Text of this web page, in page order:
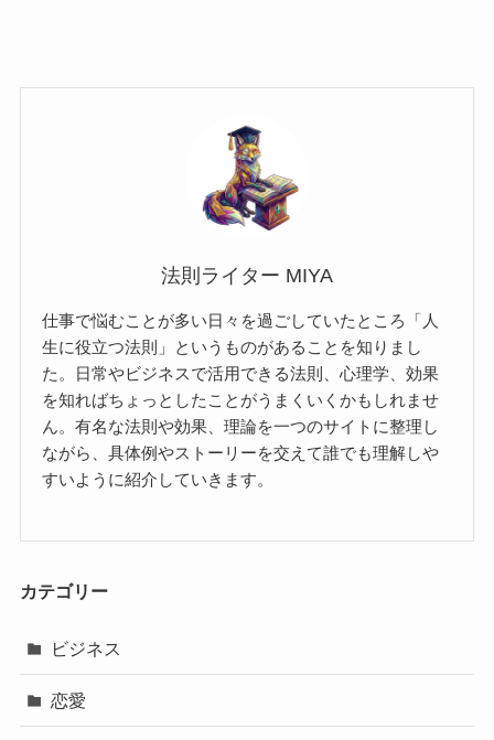
法則ライター MIYA
仕事で悩むことが多い日々を過ごしていたところ「人
生に役立つ法則」というものがあることを知りまし
た。日常やビジネスで活用できる法則、心理学、効果
を知ればちょっとしたことがうまくいくかもしれませ
ん。有名な法則や効果、理論を一つのサイトに整理し
ながら、具体例やストーリーを交えて誰でも理解しや
すいように紹介していきます。
カテゴリー
ビジネス
恋愛